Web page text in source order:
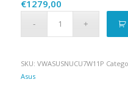
€1279,00
SKU: VWASUSNUCU7W11P
Asus